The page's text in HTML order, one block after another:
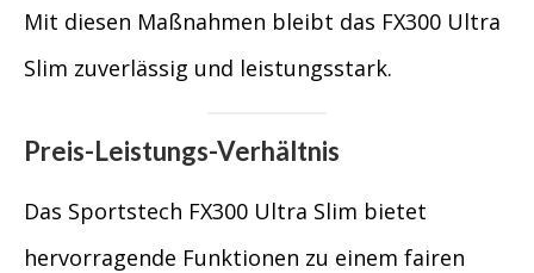
Mit diesen Maßnahmen bleibt das FX300 Ultra
Slim zuverlässig und leistungsstark.
Preis-Leistungs-Verhältnis
Das Sportstech FX300 Ultra Slim bietet
hervorragende Funktionen zu einem fairen